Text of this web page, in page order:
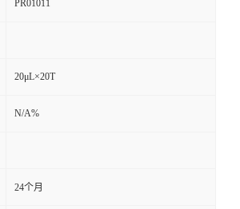
PR01011
20μL×20T
N/A%
24个月